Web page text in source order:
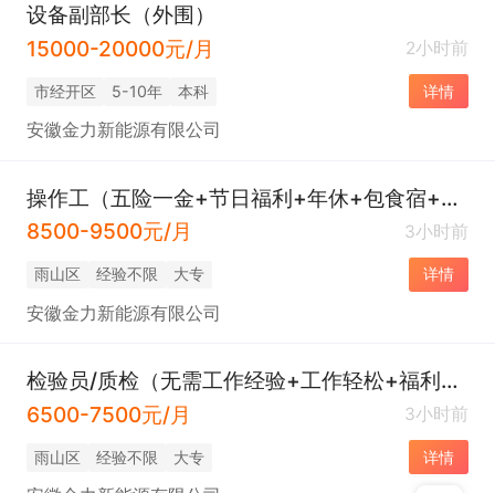
设备副部长（外围）
15000-20000元/月
2小时前
市经开区 5-10年 本科 详情
安徽金力新能源有限公司
操作工（五险一金+节日福利+年休+包食宿+环境好）
8500-9500元/月
3小时前
雨山区 经验不限 大专 详情
安徽金力新能源有限公司
检验员/质检（无需工作经验+工作轻松+福利好+五险一金+包食宿+环境好）
6500-7500元/月
3小时前
雨山区 经验不限 大专 详情